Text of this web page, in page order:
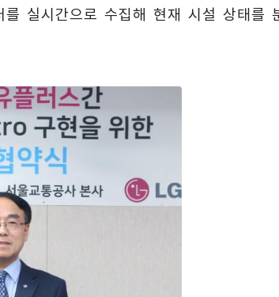
실시간으로 수집해 현재 시설 상태를